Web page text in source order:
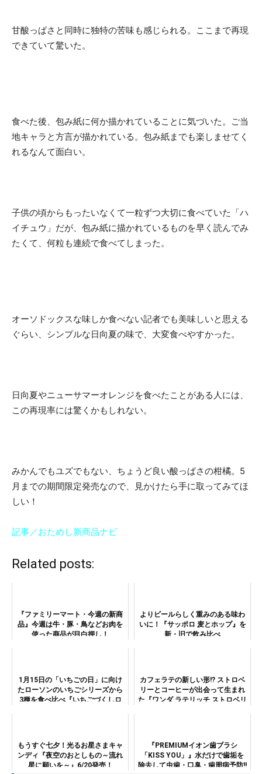
甘酸っぱさと同時に独特の苦味も感じられる。ここまで再現
できていて驚いた。
食べた後、包み紙に何か描かれていることに気づいた。ご当
地キャラと方言が描かれている。包み紙までも楽しませてく
れるなんて面白い。
子供の頃からもったいなくて一粒ずつ大切に食べていた「ハ
イチュウ」だが、包み紙に描かれているものを早く読んでみ
たくて、何粒も連続で食べてしまった。
オーソドックスな味しか食べない記者でも美味しいと思える
ぐらい、シンプルな日向夏の味で、大変食べやすかった。
日向夏やニューサマーオレンジを食べたことがある人には、
この再現率には驚くかもしれない。
みかんでもユズでもない、ちょうど良い酸っぱさの柑橘。5
月までの期間限定発売なので、見かけたら手に取ってみてほ
しい！
記事／おためし新商品ナビ
Related posts:
『ファミリーマート・今週の新商
品』今週は牛・豚・鳥などお肉を
使った商品が目白押し！
よりビールらしく重みのある味わ
いに！『サッポロ 麦とホップ』を
新・旧で飲み比べ
1月15日の「いちごの日」に向け
たローソンのいちごシリーズから
3種を食べ比べ『いちごづくしロ
カフェラテの新しい形!? ストロベ
リーとコーヒーが出会って生まれ
た『ワンダ ラテリッチ ストロベリ
もうすぐ七夕！光るお星さまキャ
ンディ『夜空のおとしもの～流れ
星に願いを～』6/20発売！
『PREMIUMイオン歯ブラシ
「KISS YOU」』水だけで歯垢を
除去して虫歯・口臭・歯周病予防!!